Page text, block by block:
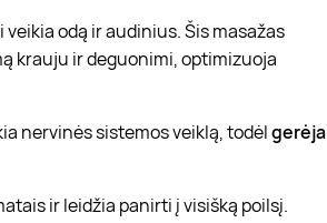
odą ir audinius. Šis masažas
krauju ir deguonimi, optimizuoja
nervinės sistemos veiklą, todėlgerėja
ir leidžia panirti į visišką poilsį.